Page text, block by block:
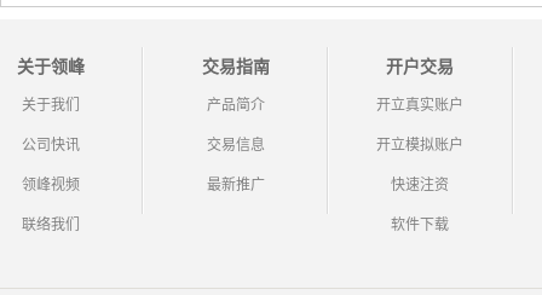
关于领峰
关于我们
公司快讯
领峰视频
联络我们
交易指南
产品简介
交易信息
最新推广
开户交易
开立真实账户
开立模拟账户
快速注资
软件下载